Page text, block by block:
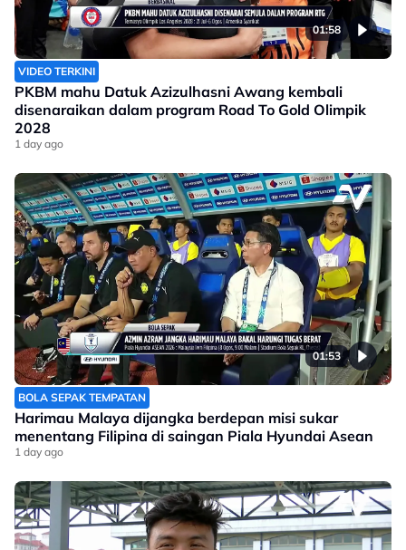
01:58
VIDEO TERKINI
PKBM mahu Datuk Azizulhasni Awang kembali
disenaraikan dalam program Road To Gold Olimpik
2028
1 day ago
01:53
BOLA SEPAK TEMPATAN
Harimau Malaya dijangka berdepan misi sukar
menentang Filipina di saingan Piala Hyundai Asean
1 day ago